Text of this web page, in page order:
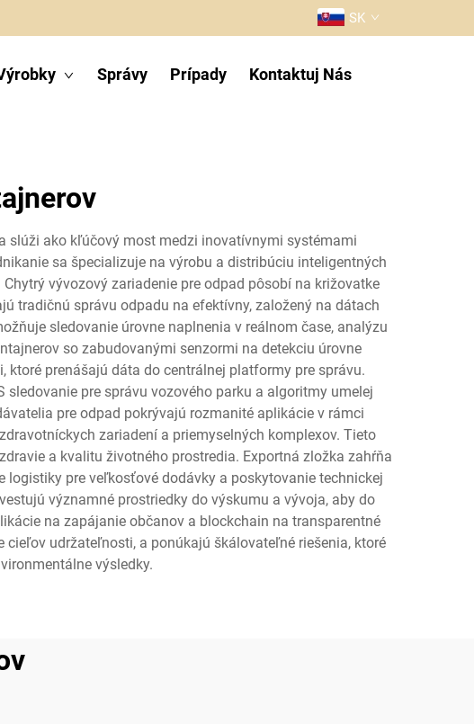
SK
Správy Prípady Kontaktuj Nás
slúži ako kľúčový most medzi inovatívnymi systémami
sa špecializuje na výrobu a distribúciu inteligentných
vývozový zariadenie pre odpad pôsobí na križovatke
tradičnú správu odpadu na efektívny, založený na dátach
sledovanie úrovne naplnenia v reálnom čase, analýzu
so zabudovanými senzormi na detekciu úrovne
prenášajú dáta do centrálnej platformy pre správu.
pre správu vozového parku a algoritmy umelej
pre odpad pokrývajú rozmanité aplikácie v rámci
zariadení a priemyselných komplexov. Tieto
a kvalitu životného prostredia. Exportná zložka zahŕňa
pre veľkosťové dodávky a poskytovanie technickej
významné prostriedky do výskumu a vývoja, aby do
na zapájanie občanov a blockchain na transparentné
udržateľnosti, a ponúkajú škálovateľné riešenia, ktoré
výsledky.